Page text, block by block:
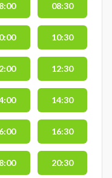
08:30
10:30
12:30
14:30
16:30
20:30